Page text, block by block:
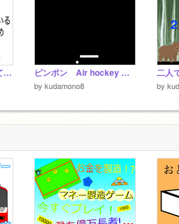
「いらすとや」に関してのお知らせ ピンポン Air hockey 修正版
by kudamono8
二人
by